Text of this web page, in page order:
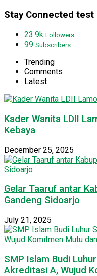
Stay Connected test
23.9k Followers
99 Subscribers
Trending
Comments
Latest
Kader Wanita LDII
Kebaya
December 25, 2025
Gelar Taaruf antar
Gandeng Sidoarjo
July 21, 2025
SMP Islam Budi
Akreditasi A, Wujud